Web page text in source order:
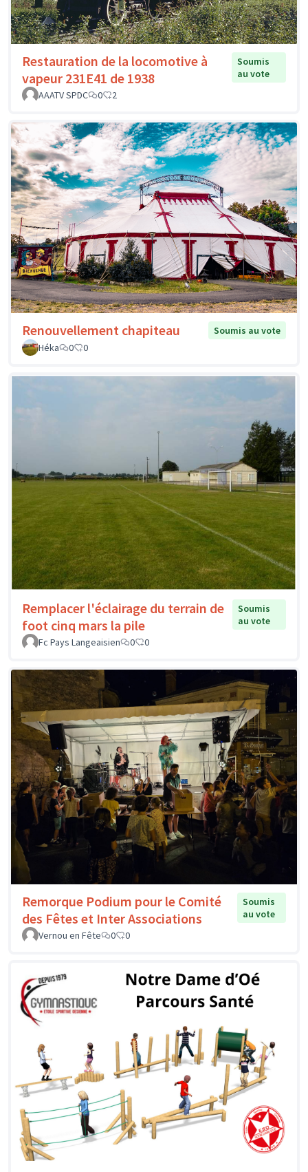
Restauration de la locomotive à
vapeur 231E41 de 1938
Soumis
au vote
AAATV SPDC
0 2
Renouvellement chapiteau
Soumis au vote
Héka
0 0
Remplacer l'éclairage du terrain de
foot cinq mars la pile
Soumis
au vote
Fc Pays Langeaisien
0 0
Remorque Podium pour le Comité
des Fêtes et Inter Associations
Soumis
au vote
Vernou en Fête
0 0